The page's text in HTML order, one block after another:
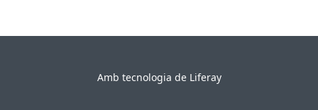
Amb tecnologia de Liferay